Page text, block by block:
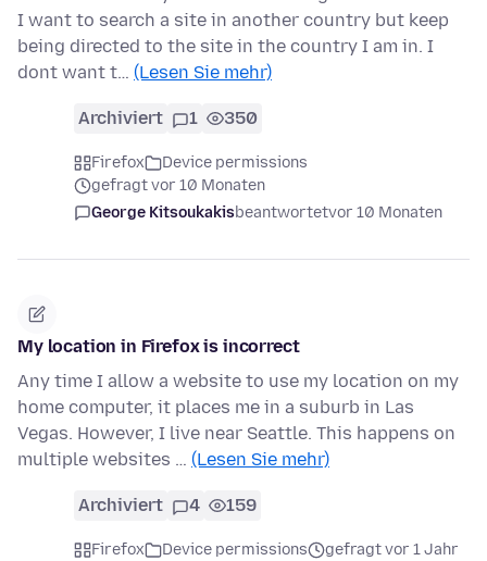
I want to search a site in another country but keep
being directed to the site in the country I am in. I
dont want t… (Lesen Sie mehr)
Archiviert 1 350
Firefox
Device permissions
gefragt vor 10 Monaten
George Kitsoukakisbeantwortetvor 10 Monaten
My location in Firefox is incorrect
Any time I allow a website to use my location on my
home computer, it places me in a suburb in Las
Vegas. However, I live near Seattle. This happens on
multiple websites … (Lesen Sie mehr)
Archiviert 4 159
Firefox Device permissions
gefragt vor 1 Jahr